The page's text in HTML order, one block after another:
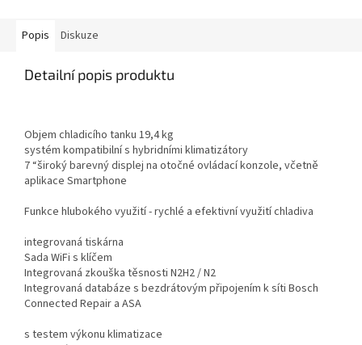
Popis Diskuze
Detailní popis produktu
Objem chladicího tanku 19,4 kg
systém kompatibilní s hybridními klimatizátory
7 “široký barevný displej na otočné ovládací konzole, včetně
aplikace Smartphone
Funkce hlubokého využití - rychlé a efektivní využití chladiva
integrovaná tiskárna
Sada WiFi s klíčem
Integrovaná zkouška těsnosti N2H2 / N2
Integrovaná databáze s bezdrátovým připojením k síti Bosch
Connected Repair a ASA
s testem výkonu klimatizace